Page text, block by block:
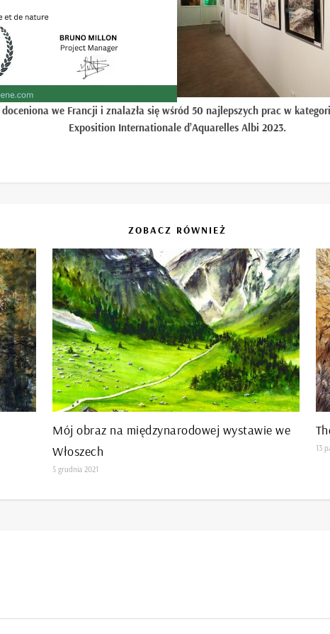
doceniona we Francji i znalazła się wśród 50 najlepszych prac w
Exposition Internationale d’Aquarelles Albi 2023.
ZOBACZ RÓWNIEŻ
Mój obraz na międzynarodowej wystawie we
Włoszech
5 grudnia 2021
13